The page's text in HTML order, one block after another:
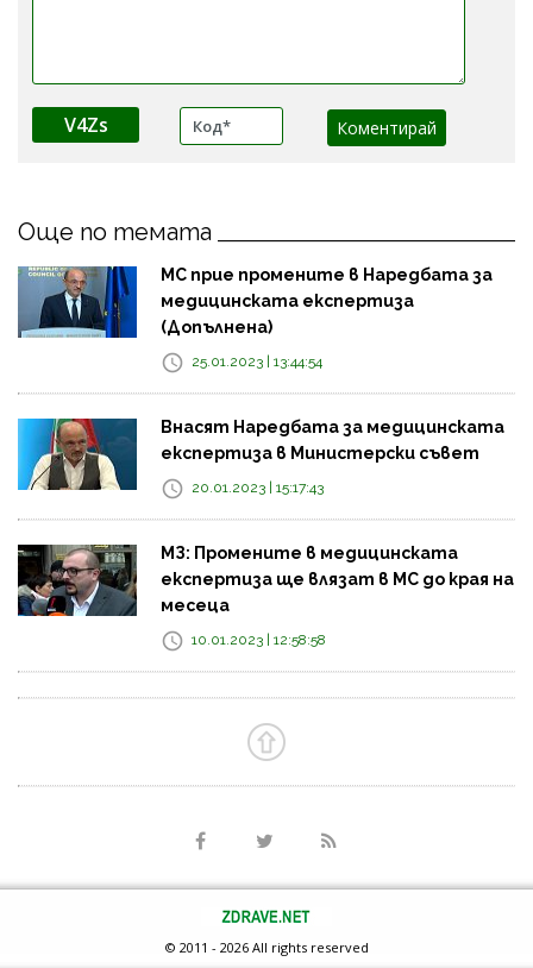
V4Zs
Още по темата
МС прие промените в Наредбата за
медицинската експертиза
(Допълнена)
25.01.2023 | 13:44:54
Внасят Наредбата за медицинската
експертиза в Министерски съвет
20.01.2023 | 15:17:43
МЗ: Промените в медицинската
експертиза ще влязат в МС до края на
месеца
10.01.2023 | 12:58:58
© 2011 - 2026 All rights reserved